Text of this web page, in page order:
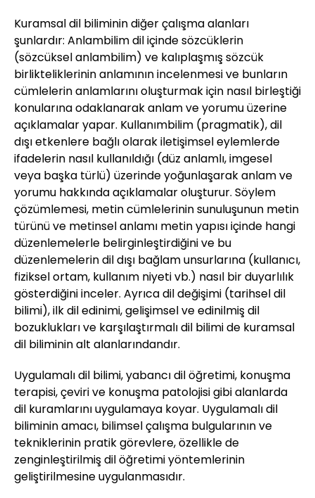
Kuramsal dil biliminin diğer çalışma alanları
şunlardır: Anlambilim dil içinde sözcüklerin
(sözcüksel anlambilim) ve kalıplaşmış sözcük
birlikteliklerinin anlamının incelenmesi ve bunların
cümlelerin anlamlarını oluşturmak için nasıl birleştiği
konularına odaklanarak anlam ve yorumu üzerine
açıklamalar yapar. Kullanımbilim (pragmatik), dil
dışı etkenlere bağlı olarak iletişimsel eylemlerde
ifadelerin nasıl kullanıldığı (düz anlamlı, imgesel
veya başka türlü) üzerinde yoğunlaşarak anlam ve
yorumu hakkında açıklamalar oluşturur. Söylem
çözümlemesi, metin cümlelerinin sunuluşunun metin
türünü ve metinsel anlamı metin yapısı içinde hangi
düzenlemelerle belirginleştirdiğini ve bu
düzenlemelerin dil dışı bağlam unsurlarına (kullanıcı,
fiziksel ortam, kullanım niyeti vb.) nasıl bir duyarlılık
gösterdiğini inceler. Ayrıca dil değişimi (tarihsel dil
bilimi), ilk dil edinimi, gelişimsel ve edinilmiş dil
bozuklukları ve karşılaştırmalı dil bilimi de kuramsal
dil biliminin alt alanlarındandır.
Uygulamalı dil bilimi, yabancı dil öğretimi, konuşma
terapisi, çeviri ve konuşma patolojisi gibi alanlarda
dil kuramlarını uygulamaya koyar. Uygulamalı dil
biliminin amacı, bilimsel çalışma bulgularının ve
tekniklerinin pratik görevlere, özellikle de
zenginleştirilmiş dil öğretimi yöntemlerinin
geliştirilmesine uygulanmasıdır.